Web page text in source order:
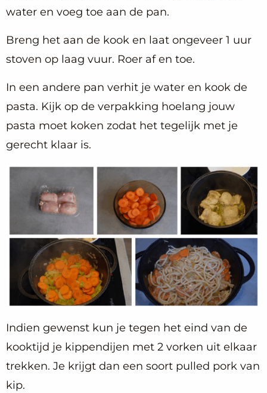
water en voeg toe aan de pan.
Breng het aan de kook en laat ongeveer 1 uur
stoven op laag vuur. Roer af en toe.
In een andere pan verhit je water en kook de
pasta. Kijk op de verpakking hoelang jouw
pasta moet koken zodat het tegelijk met je
gerecht klaar is.
Indien gewenst kun je tegen het eind van de
kooktijd je kippendijen met 2 vorken uit elkaar
trekken. Je krijgt dan een soort pulled pork van
kip.